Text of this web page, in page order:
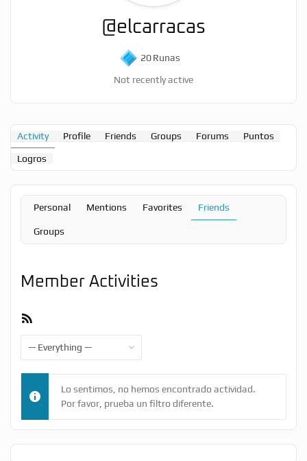
@elcarracas
20Runas
Not recently active
Activity Profile Friends Groups Forums Puntos
Logros
Personal Mentions Favorites Friends
Groups
Member Activities
Lo sentimos, no hemos encontrado actividad.
Por favor, prueba un filtro diferente.